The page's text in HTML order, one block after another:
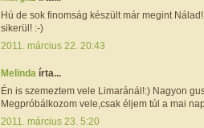
Hú de sok finomság készült már megint
sikerül! :-)
2011. március 22. 20:43
Melinda írta...
Én is szemeztem vele Limaránál!:) Nagyon
Megpróbálkozom vele,csak éljem túl a mai
2011. március 23. 5:20